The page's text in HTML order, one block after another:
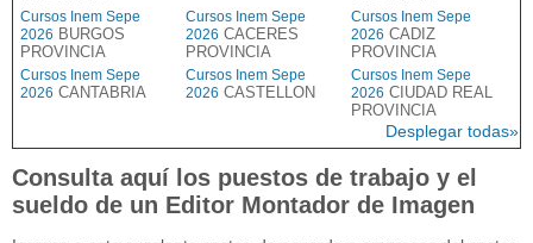
Cursos Inem Sepe
2026 BURGOS
PROVINCIA
Cursos Inem Sepe
2026 CACERES
PROVINCIA
Cursos Inem Sepe
2026 CADIZ
PROVINCIA
Cursos Inem Sepe
2026 CANTABRIA
Cursos Inem Sepe
2026 CASTELLON
Cursos Inem Sepe
2026 CIUDAD REAL
PROVINCIA
Desplegar todas»
Consulta aquí los puestos de trabajo y el
sueldo de un Editor Montador de Imagen